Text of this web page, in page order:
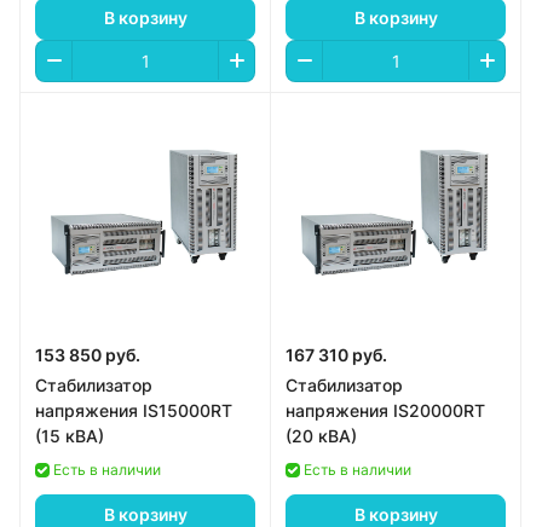
В корзину В корзину
153 850 руб.
Стабилизатор
напряжения IS15000RT
(15 кВА)
Есть в наличии
В корзину
167 310 руб.
Стабилизатор
напряжения IS20000RT
(20 кВА)
Есть в наличии
В корзину